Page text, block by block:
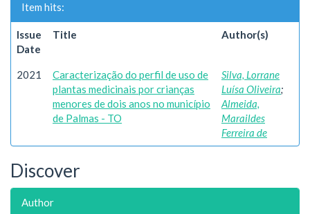
Item hits:
Issue
Date
Title Author(s)
2021
Caracterização do perfil de uso de
plantas medicinais por crianças
menores de dois anos no município
de Palmas - TO
Silva, Lorrane
Luísa Oliveira;
Almeida,
Maraildes
Ferreira de
Discover
Author